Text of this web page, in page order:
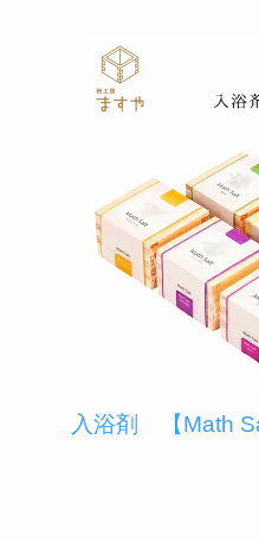
入浴剤 【Math